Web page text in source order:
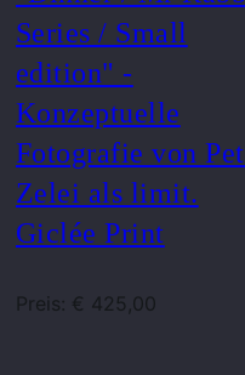
Series / Small
edition" -
Konzeptuelle
Fotografie von
Zelei als limit.
Giclée Print
Preis: € 425,00